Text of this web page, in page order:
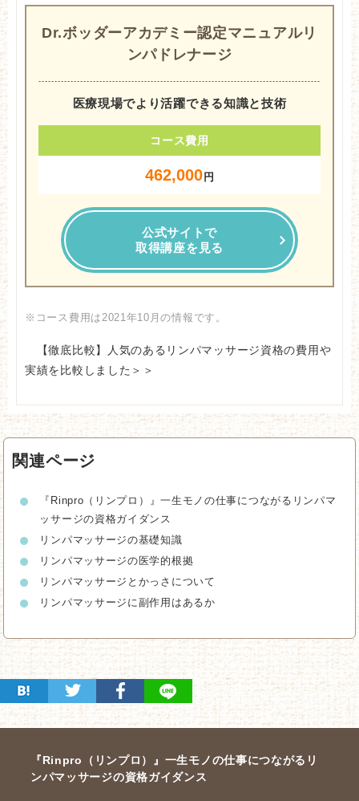
Dr.ボッダーアカデミー認定マニュアルリ
ンパドレナージ
医療現場でより活躍できる知識と技術
コース費用
462,000 円
公式サイトで
取得講座を見る
※コース費用は2021年10月の情報です。
【徹底比較】人気のあるリンパマッサージ資格の費用や
実績を比較しました＞＞
関連ページ
『Rinpro（リンプロ）』一生モノの仕事につながるリンパマ
ッサージの資格ガイダンス
リンパマッサージの基礎知識
リンパマッサージの医学的根拠
リンパマッサージとかっさについて
リンパマッサージに副作用はあるか
『Rinpro（リンプロ）』一生モノの仕事につながるリ
ンパマッサージの資格ガイダンス